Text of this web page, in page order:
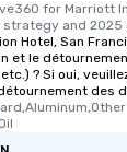
for Marriott
and 2025
Hotel, San
et le
? Si oui,
des